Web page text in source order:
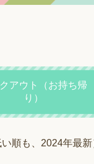
アウト（お持ち帰
り）
順も、2024年最新